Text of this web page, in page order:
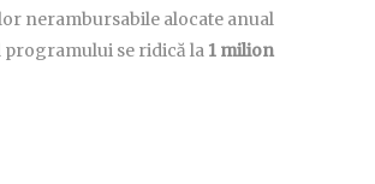
nerambursabile alocate anual
se ridică la 1 milion